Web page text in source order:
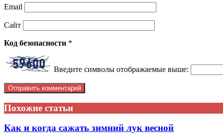
Email
Сайт
Код безопасности *
Введите символы отображаемые выше:
Похожие статьи
Как и когда сажать зимний лук весной